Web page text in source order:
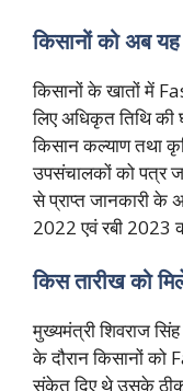
किसानों को अब
किसानों के खातों में
लिए अधिकृत तिथि की
किसान कल्याण तथा
उपसंचालकों को पत्र
से प्राप्त जानकारी
2022 एवं रबी 2023
किस तारीख को
मुख्यमंत्री शिवराज
के दौरान किसानों
संकेत दिए थे उसके